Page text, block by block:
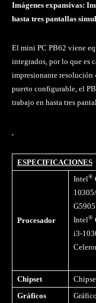
Imágenes expansivas:
hasta tres pantallas
El mini PC PB62 viene
integrados, por lo que es
impresionante resolución
puerto configurable, el
trabajo en hasta tres
ESPECIFICACIONES
Procesador
Intel®
Intel®
i3-
Chipset
Gráficos